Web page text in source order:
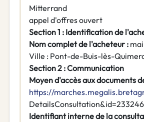
Mitterrand
appel d'offres ouvert
Section 1 : Identification de
Nom complet de l'acheteur :
Ville : Pont-de-Buis-lès-
Section 2 : Communication
Moyen d'accès aux documents
https://
Identifiant interne de la